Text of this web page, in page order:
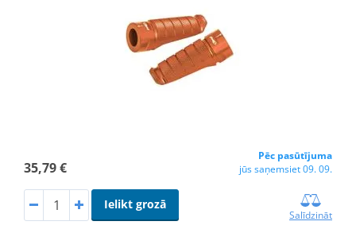
35,79 €
Pēc pasūtījuma
jūs saņemsiet 09. 09.
Ielikt grozā
Salīdzināt